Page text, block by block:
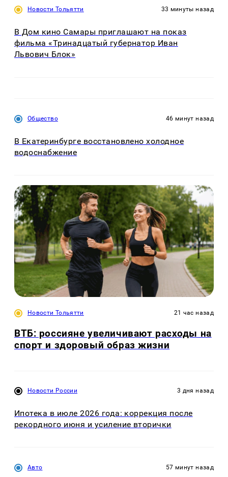
Новости Тольятти 33 минуты назад
В Дом кино Самары приглашают на показ
фильма «Тринадцатый губернатор Иван
Львович Блок»
Общество 46 минут назад
В Екатеринбурге восстановлено холодное
водоснабжение
Новости Тольятти 21 час назад
ВТБ: россияне увеличивают расходы на
спорт и здоровый образ жизни
Новости России 3 дня назад
Ипотека в июле 2026 года: коррекция после
рекордного июня и усиление вторички
Авто 57 минут назад